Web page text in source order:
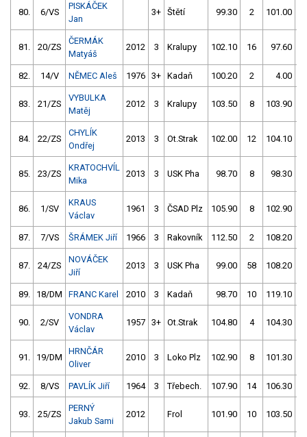
80. 6/VS
PISKÁČEK
Jan
3+ Štětí 99.30 2 101.00
81. 20/ZS
ČERMÁK
Matyáš
2012 3 Kralupy 102.10 16 97.60
82. 14/V NĚMEC Aleš 1976 3+ Kadaň 100.20 2 4.00
83. 21/ZS
VYBULKA
Matěj
2012 3 Kralupy 103.50 8 103.90
84. 22/ZS
CHYLÍK
Ondřej
2013 3 Ot.Strak 102.00 12 104.10
85. 23/ZS
KRATOCHVÍL
Mika
2013 3 USK Pha 98.70 8 98.30
86. 1/SV
KRAUS
Václav
1961 3 ČSAD Plz 105.90 8 102.90
87. 7/VS ŠRÁMEK Jiří 1966 3 Rakovník 112.50 2 108.20
87. 24/ZS
NOVÁČEK
Jiří
2013 3 USK Pha 99.00 58 108.20
89. 18/DM FRANC Karel 2010 3 Kadaň 98.70 10 119.10
90. 2/SV
VONDRA
Václav
1957 3+ Ot.Strak 104.80 4 104.30
91. 19/DM
HRNČÁR
Oliver
2010 3 Loko Plz 102.90 8 101.30
92. 8/VS PAVLÍK Jiří 1964 3 Třebech. 107.90 14 106.30
93. 25/ZS
PERNÝ
Jakub Sami
2012 Frol 101.90 10 103.50